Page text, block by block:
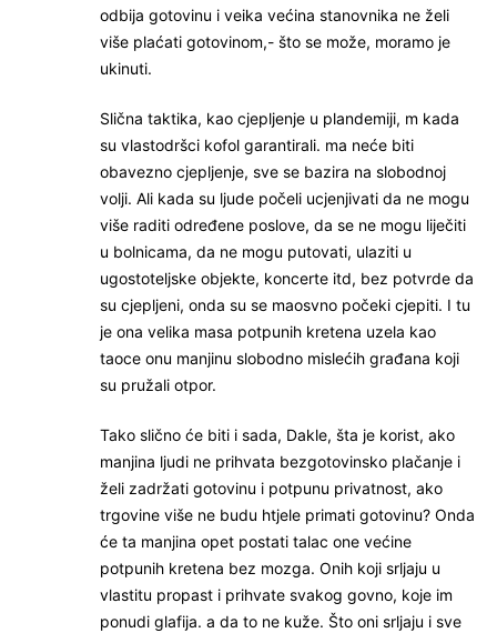
odbija gotovinu i veika većina stanovnika ne želi
više plaćati gotovinom,- što se može, moramo je
ukinuti.
Slična taktika, kao cjepljenje u plandemiji, m kada
su vlastodršci kofol garantirali. ma neće biti
obavezno cjepljenje, sve se bazira na slobodnoj
volji. Ali kada su ljude počeli ucjenjivati da ne mogu
više raditi određene poslove, da se ne mogu liječiti
u bolnicama, da ne mogu putovati, ulaziti u
ugostoteljske objekte, koncerte itd, bez potvrde da
su cjepljeni, onda su se maosvno počeki cjepiti. I tu
je ona velika masa potpunih kretena uzela kao
taoce onu manjinu slobodno mislećih građana koji
su pružali otpor.
Tako slično će biti i sada, Dakle, šta je korist, ako
manjina ljudi ne prihvata bezgotovinsko plačanje i
želi zadržati gotovinu i potpunu privatnost, ako
trgovine više ne budu htjele primati gotovinu? Onda
će ta manjina opet postati talac one većine
potpunih kretena bez mozga. Onih koji srljaju u
vlastitu propast i prihvate svakog govno, koje im
ponudi glafija. a da to ne kuže. Što oni srljaju i sve